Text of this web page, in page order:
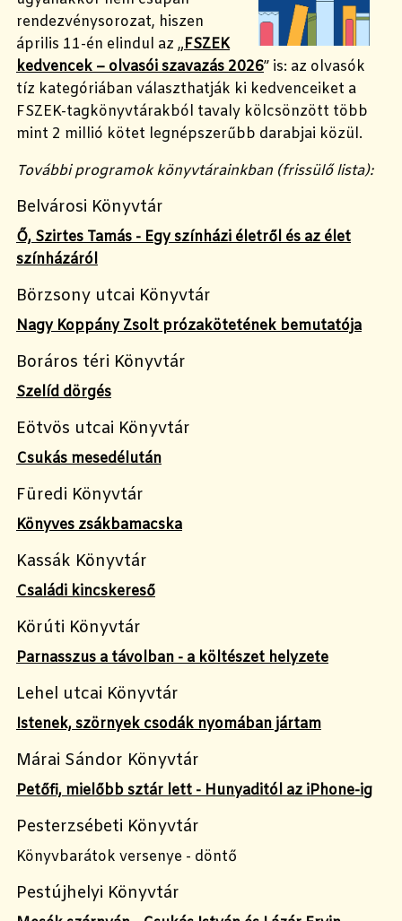
rendezvénysorozat, hiszen
április 11-én elindul az „FSZEK
kedvencek – olvasói szavazás 2026” is: az olvasók
tíz kategóriában választhatják ki kedvenceiket a
FSZEK-tagkönyvtárakból tavaly kölcsönzött több
mint 2 millió kötet legnépszerűbb darabjai közül.
További programok könyvtárainkban (frissülő lista):
Belvárosi Könyvtár
Ő, Szirtes Tamás - Egy színházi életről és az élet
színházáról
Börzsony utcai Könyvtár
Nagy Koppány Zsolt prózakötetének bemutatója
Boráros téri Könyvtár
Szelíd dörgés
Eötvös utcai Könyvtár
Csukás mesedélután
Füredi Könyvtár
Könyves zsákbamacska
Kassák Könyvtár
Családi kincskereső
Körúti Könyvtár
Parnasszus a távolban - a költészet helyzete
Lehel utcai Könyvtár
Istenek, szörnyek csodák nyomában jártam
Márai Sándor Könyvtár
Petőfi, mielőbb sztár lett - Hunyaditól az iPhone-ig
Pesterzsébeti Könyvtár
Könyvbarátok versenye - döntő
Pestújhelyi Könyvtár